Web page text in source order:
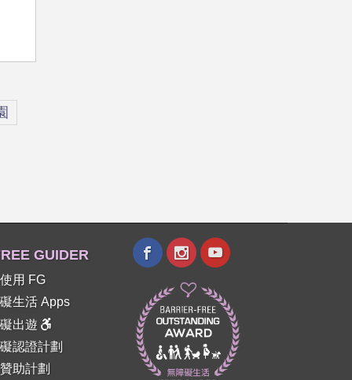
GUIDER
用 FG
生活 Apps
出遊
認證計劃
助計劃